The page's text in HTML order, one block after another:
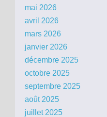
mai 2026
avril 2026
mars 2026
janvier 2026
décembre 2025
octobre 2025
septembre 2025
août 2025
juillet 2025